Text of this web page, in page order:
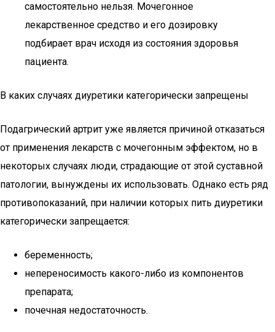
самостоятельно нельзя. Мочегонное
лекарственное средство и его дозировку
подбирает врач исходя из состояния здоровья
пациента.
В каких случаях диуретики категорически запрещены
Подагрический артрит уже является причиной отказаться
от применения лекарств с мочегонным эффектом, но в
некоторых случаях люди, страдающие от этой суставной
патологии, вынуждены их использовать. Однако есть ряд
противопоказаний, при наличии которых пить диуретики
категорически запрещается:
беременность;
непереносимость какого-либо из компонентов
препарата;
почечная недостаточность.